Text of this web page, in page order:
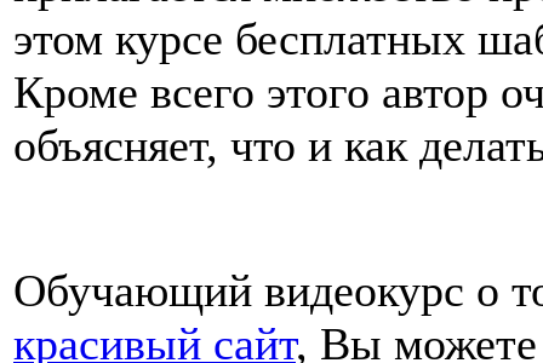
этом курсе бесплатных
Кроме всего этого автор
объясняет, что и как
Обучающий видеокурс о
красивый сайт, Вы можете